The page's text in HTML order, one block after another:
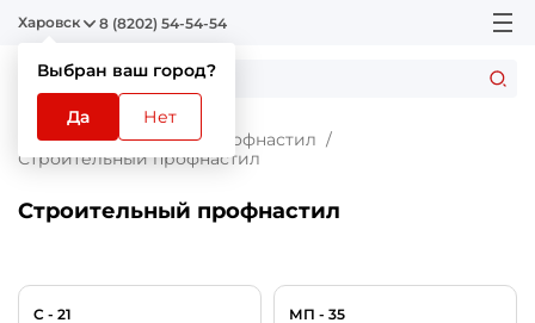
Харовск
Выбран ваш город?
Да Нет
8 (8202) 54-54-54
Главная Каталог
Профнастил
Строительный профнастил
Строительный профнастил
C - 21 МП - 35